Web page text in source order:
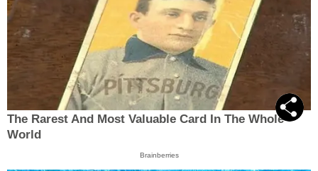
The Rarest And Most Valuable Card In The Whole
World
Brainberries